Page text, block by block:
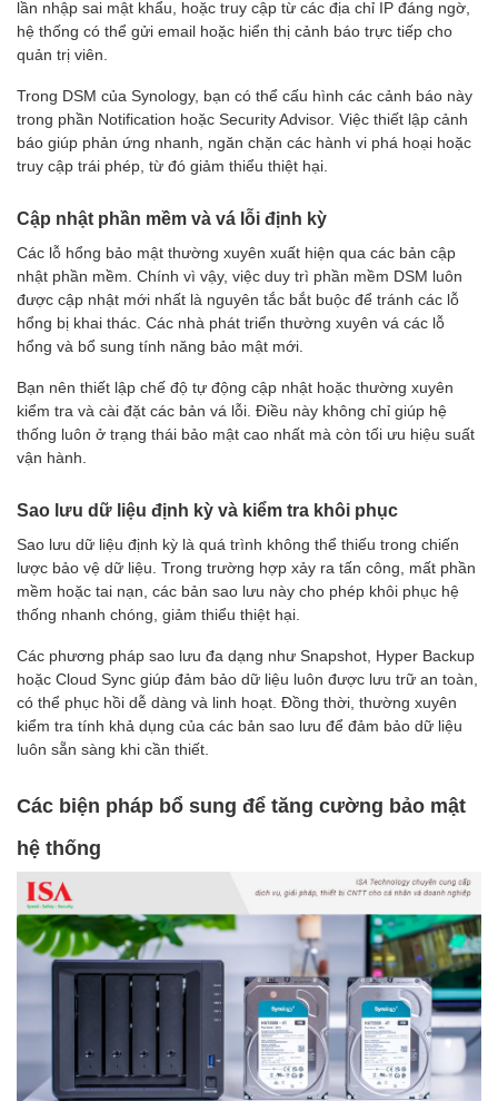
lần nhập sai mật khẩu, hoặc truy cập từ các địa chỉ IP đáng ngờ,
hệ thống có thể gửi email hoặc hiển thị cảnh báo trực tiếp cho
quản trị viên.
Trong DSM của Synology, bạn có thể cấu hình các cảnh báo này
trong phần Notification hoặc Security Advisor. Việc thiết lập cảnh
báo giúp phản ứng nhanh, ngăn chặn các hành vi phá hoại hoặc
truy cập trái phép, từ đó giảm thiểu thiệt hại.
Cập nhật phần mềm và vá lỗi định kỳ
Các lỗ hổng bảo mật thường xuyên xuất hiện qua các bản cập
nhật phần mềm. Chính vì vậy, việc duy trì phần mềm DSM luôn
được cập nhật mới nhất là nguyên tắc bắt buộc để tránh các lỗ
hổng bị khai thác. Các nhà phát triển thường xuyên vá các lỗ
hổng và bổ sung tính năng bảo mật mới.
Bạn nên thiết lập chế độ tự động cập nhật hoặc thường xuyên
kiểm tra và cài đặt các bản vá lỗi. Điều này không chỉ giúp hệ
thống luôn ở trạng thái bảo mật cao nhất mà còn tối ưu hiệu suất
vận hành.
Sao lưu dữ liệu định kỳ và kiểm tra khôi phục
Sao lưu dữ liệu định kỳ là quá trình không thể thiếu trong chiến
lược bảo vệ dữ liệu. Trong trường hợp xảy ra tấn công, mất phần
mềm hoặc tai nạn, các bản sao lưu này cho phép khôi phục hệ
thống nhanh chóng, giảm thiểu thiệt hại.
Các phương pháp sao lưu đa dạng như Snapshot, Hyper Backup
hoặc Cloud Sync giúp đảm bảo dữ liệu luôn được lưu trữ an toàn,
có thể phục hồi dễ dàng và linh hoạt. Đồng thời, thường xuyên
kiểm tra tính khả dụng của các bản sao lưu để đảm bảo dữ liệu
luôn sẵn sàng khi cần thiết.
Các biện pháp bổ sung để tăng cường bảo mật
hệ thống